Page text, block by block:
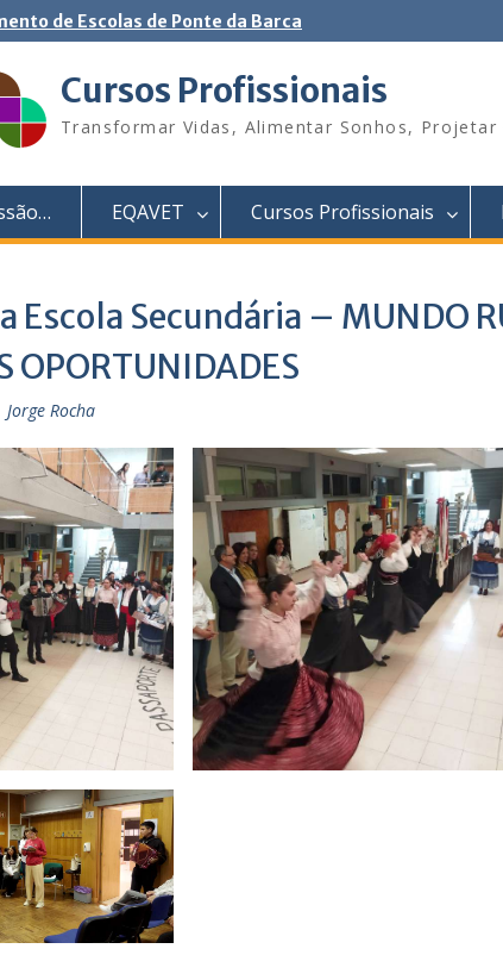
de Escolas de Ponte da Barca
Cursos Profissionais
Transformar Vidas, Alimentar Sonhos, Projetar
EQAVET Cursos Profissionais
Escola Secundária – MUNDO
OPORTUNIDADES
Jorge Rocha